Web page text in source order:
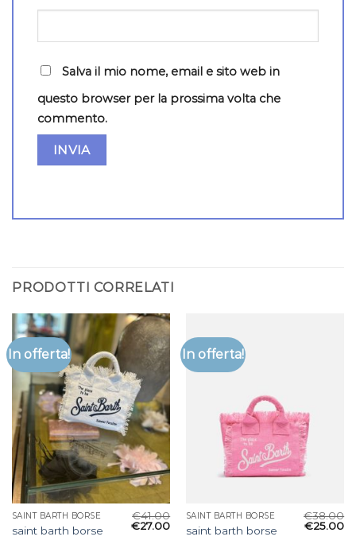
Salva il mio nome, email e sito web in
questo browser per la prossima volta che
commento.
PRODOTTI CORRELATI
In offerta!
SAINT BARTH BORSE
saint barth borse
€41.00
€27.00
In offerta!
SAINT BARTH BORSE
saint barth borse
€38.00
€25.00